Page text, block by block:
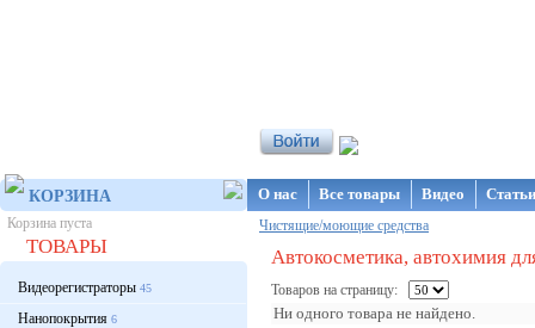
КОРЗИНА
Корзина пуста
ТОВАРЫ
Видеорегистраторы 45
Нанопокрытия 6
О нас Все товары Видео
Чистящие/моющие средства
Автокосметика, автохимия
Товаров на страницу:
Ни одного товара не найдено.